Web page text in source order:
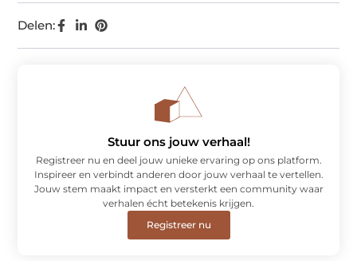
Delen:
Stuur ons jouw verhaal!
Registreer nu en deel jouw unieke ervaring op ons platform.
Inspireer en verbindt anderen door jouw verhaal te vertellen.
Jouw stem maakt impact en versterkt een community waar
verhalen écht betekenis krijgen.
Registreer nu